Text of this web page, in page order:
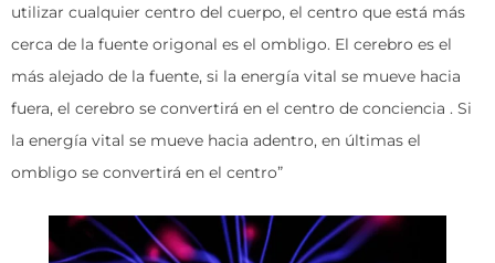
utilizar cualquier centro del cuerpo, el centro que está más
cerca de la fuente origonal es el ombligo. El cerebro es el
más alejado de la fuente, si la energía vital se mueve hacia
fuera, el cerebro se convertirá en el centro de conciencia . Si
la energía vital se mueve hacia adentro, en últimas el
ombligo se convertirá en el centro”